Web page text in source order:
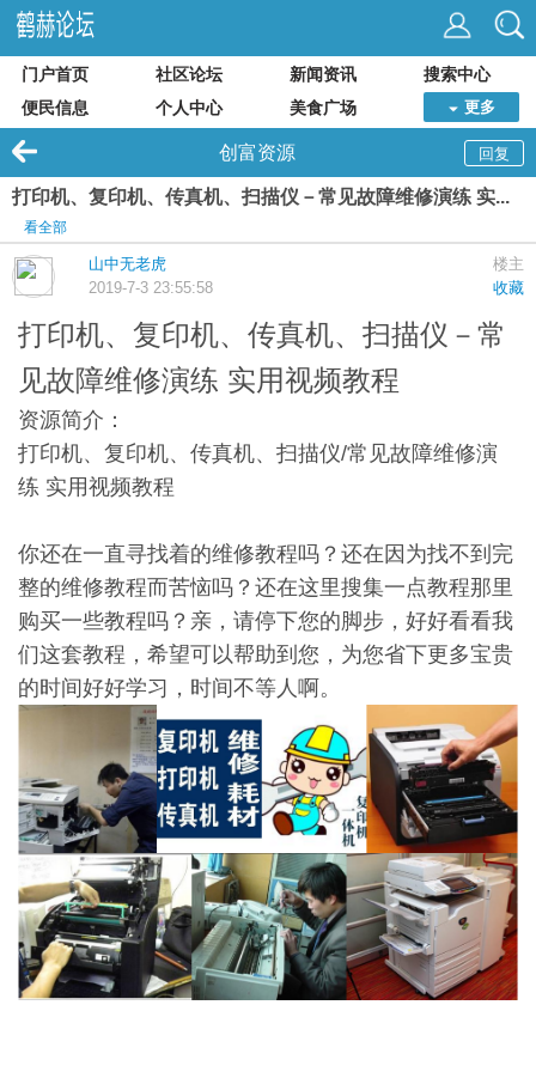
门户首页 社区论坛 新闻资讯
搜索中心
便民信息
个人中心 美食广场 更多
回复
创富资源
打印机、复印机、传真机、扫描仪－常见故障维修演练 实...
看全部
楼主
山中无老虎
收藏
2019-7-3 23:55:58
打印机、复印机、传真机、扫描仪－常
见故障维修演练 实用视频教程
资源简介：
打印机、复印机、传真机、扫描仪/常见故障维修演
练 实用视频教程
你还在一直寻找着的维修教程吗？还在因为找不到完
整的维修教程而苦恼吗？还在这里搜集一点教程那里
购买一些教程吗？亲，请停下您的脚步，好好看看我
们这套教程，希望可以帮助到您，为您省下更多宝贵
的时间好好学习，时间不等人啊。